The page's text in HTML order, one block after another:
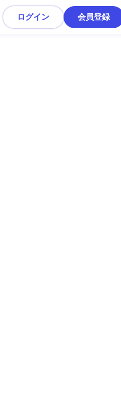
ログイン 会員登録